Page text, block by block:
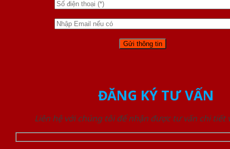
ĐĂNG KÝ TƯ VẤN
Liên hệ với chúng tôi để nhận được tư vấn chi tiết